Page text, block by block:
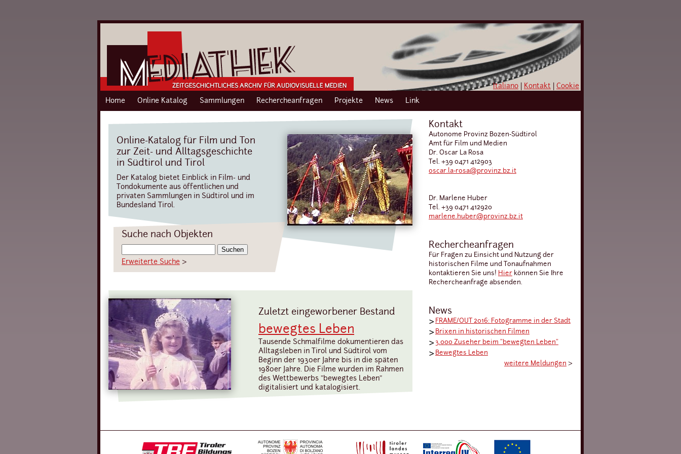
Italiano Kontakt
Cookie
Home
Online Katalog Sammlungen Rechercheanfragen Projekte News Link
Online-Katalog für Film und Ton
zur Zeit- und Alltagsgeschichte
in Südtirol und Tirol
Der Katalog bietet Einblick in Film- und
Tondokumente aus öffentlichen und
privaten Sammlungen in Südtirol und im
Bundesland Tirol.
Suche nach Objekten
Erweiterte Suche ›
Zuletzt eingeworbener Bestand
bewegtes Leben
Tausende Schmalfilme dokumentieren das
Alltagsleben in Tirol und Südtirol vom
Beginn der 1930er Jahre bis in die späten
1980er Jahre. Die Filme wurden im Rahmen
des Wettbewerbs "bewegtes Leben"
digitalisiert und katalogisiert.
Kontakt
Autonome Provinz Bozen-Südtirol
Amt für Film und Medien
Dr. Oscar La Rosa
Tel. +39 0471 412903
oscar.la-rosa@provinz.bz.it
Dr. Marlene Huber
Tel. +39 0471 412920
marlene.huber@provinz.bz.it
Rechercheanfragen
Für Fragen zu Einsicht und Nutzung der
historischen Filme und Tonaufnahmen
kontaktieren Sie uns! Hier können Sie Ihre
Rechercheanfrage absenden.
News
FRAME/OUT 2016: Fotogramme in der Stadt
Brixen in historischen Filmen
3.000 Zuseher beim "bewegten Leben"
Bewegtes Leben
weitere Meldungen ›